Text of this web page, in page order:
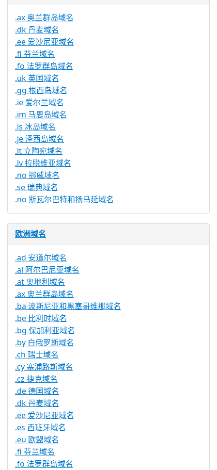
.ax 奥兰群岛域名
.dk 丹麦域名
.ee 爱沙尼亚域名
.fi 芬兰域名
.fo 法罗群岛域名
.uk 英国域名
.gg 根西岛域名
.ie 爱尔兰域名
.im 马恩岛域名
.is 冰岛域名
.je 泽西岛域名
.lt 立陶宛域名
.lv 拉脱维亚域名
.no 挪威域名
.se 瑞典域名
.no 斯瓦尔巴特和扬马延域名
欧洲域名
.ad 安道尔域名
.al 阿尔巴尼亚域名
.at 奥地利域名
.ax 奥兰群岛域名
.ba 波斯尼亚和黑塞哥维那域名
.be 比利时域名
.bg 保加利亚域名
.by 白俄罗斯域名
.ch 瑞士域名
.cy 塞浦路斯域名
.cz 捷克域名
.de 德国域名
.dk 丹麦域名
.ee 爱沙尼亚域名
.es 西班牙域名
.eu 欧盟域名
.fi 芬兰域名
.fo 法罗群岛域名